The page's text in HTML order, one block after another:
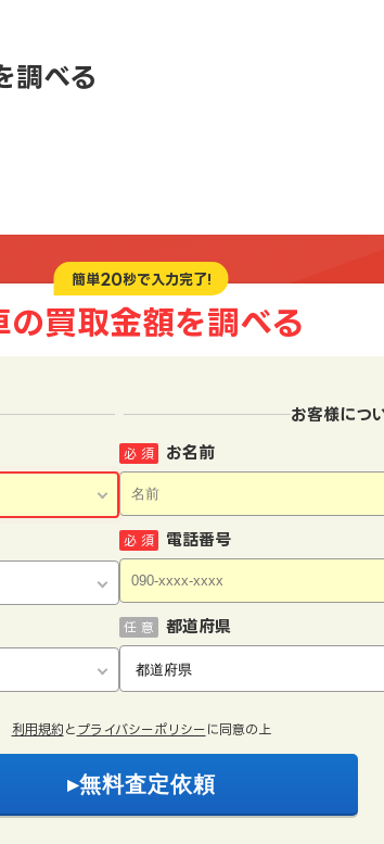
調べる
簡単20秒で入力完了!
の買取金額を調べる
お客様につ
お名前
必 須
電話番号
必 須
都道府県
任 意
利用規約 と プライバシーポリシー に同意の上